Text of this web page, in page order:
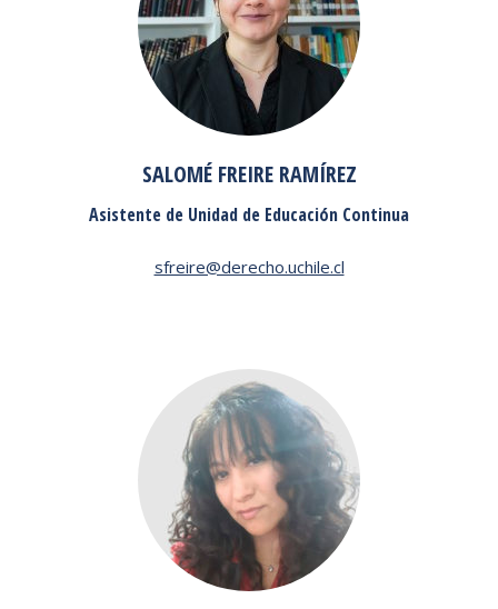
SALOMÉ FREIRE RAMÍREZ
Asistente de Unidad de Educación Continua
sfreire@derecho.uchile.cl